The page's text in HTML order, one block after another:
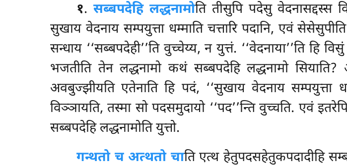
१.सब्बपदेहि लद्धनामोति तीसुपि पदेसु वेदनासद्दस्स
सुखाय वेदनाय सम्पयुत्ता धम्माति चत्तारि पदानि, एवं
सन्धाय ‘‘सब्बपदेही’’ति वुच्चेय्य, न युत्तं. ‘‘वेदनाया’’ति
भजतीति तेन लद्धनामो कथं सब्बपदेहि लद्धनामो
अवबुज्झीयति एतेनाति हि पदं, ‘‘सुखाय वेदनाय सम्पयुत्ता
विञ्ञायति, तस्मा सो पदसमुदायो ‘‘पद’’न्ति वुच्चति. एवं
सब्बपदेहि लद्धनामोति युत्तो.
गन्थतो च अत्थतो चाति एत्थ हेतुपदसहेतुकपदादीहि